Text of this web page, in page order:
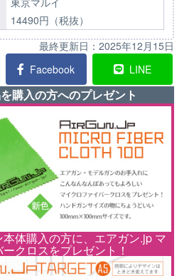
14490円（税抜）
最終更新日： 2025年12月15日
Facebook LINE
購入の方へのプレゼント
体購入の方に、エアガン.jp マ
クロスをプレゼント！